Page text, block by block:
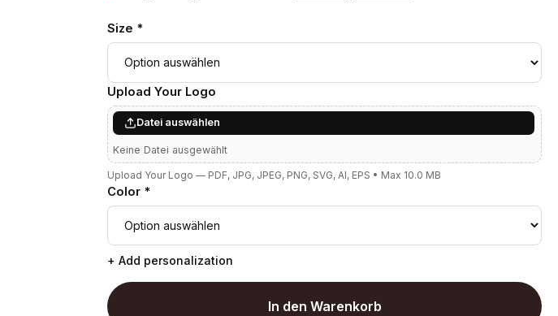
Size *
Upload Your Logo
Datei auswählen
Keine Datei ausgewählt
Upload Your Logo — PDF, JPG, JPEG, PNG, SVG, AI, EPS • Max 10.0 MB
Color *
+ Add personalization
In den Warenkorb